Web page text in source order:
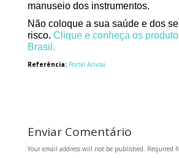
manuseio dos instrumentos.
Não coloque a sua saúde e dos
risco. Clique e conheça os
Brasil.
Referência: Portal Anvisa
Enviar Comentário
Your email address will not be published. Required